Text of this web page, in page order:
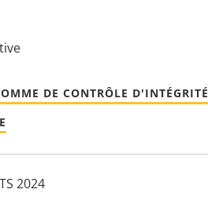
DE CONTRÔLE D'INTÉGRITÉ
2024